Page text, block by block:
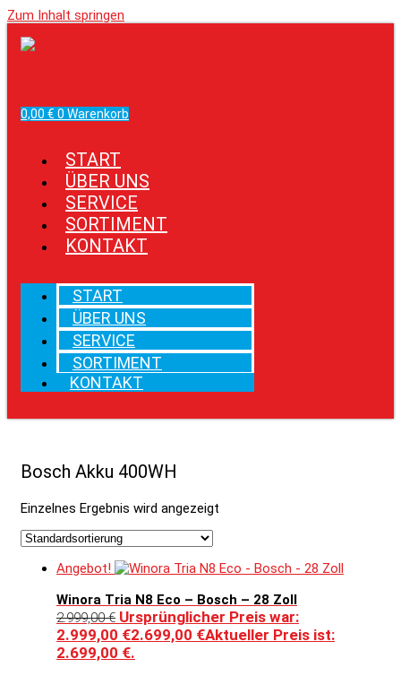
Zum Inhalt springen
0,00 € 0 Warenkorb
START
ÜBER UNS
SERVICE
SORTIMENT
KONTAKT
START
ÜBER UNS
SERVICE
SORTIMENT
KONTAKT
Bosch Akku 400WH
Einzelnes Ergebnis wird angezeigt
Angebot!
Winora Tria N8 Eco – Bosch – 28 Zoll
2.999,00€ Ursprünglicher Preis war:
2.999,00 €2.699,00 €Aktueller Preis ist:
2.699,00 €.